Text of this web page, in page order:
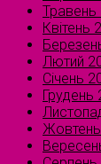
Травень
Квітень
Лютий
Січень
Грудень